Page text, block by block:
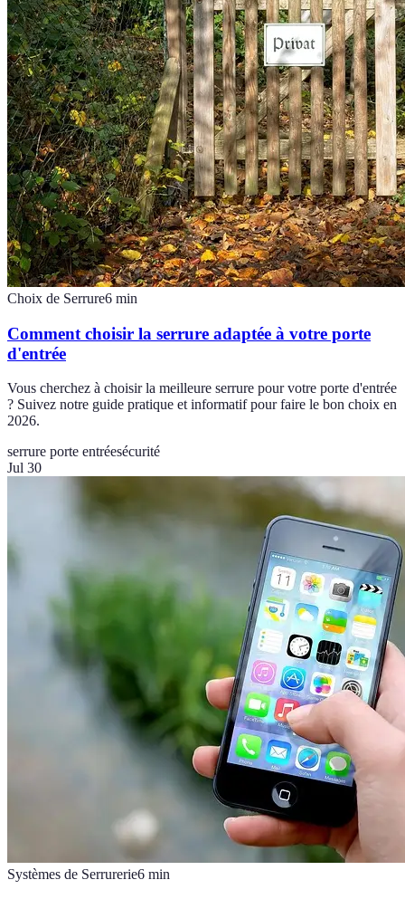
Choix de Serrure6 min
Comment choisir la serrure adaptée à votre porte
d'entrée
Vous cherchez à choisir la meilleure serrure pour votre porte d'entrée
? Suivez notre guide pratique et informatif pour faire le bon choix en
2026.
serrure porte entréesécurité
Jul 30
Systèmes de Serrurerie6 min